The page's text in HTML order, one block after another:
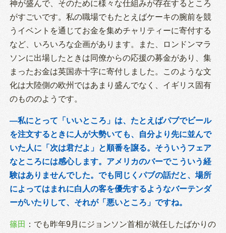
神が盛んで、そのために様々な仕組みが存在するところ
がすごいです。私の職場でもたとえばケーキの腕前を競
うイベントを通じてお金を集めチャリティーに寄付する
など、いろいろな企画があります。また、ロンドンマラ
ソンに出場したときは同僚からの応援の募金があり、集
まったお金は英国赤十字に寄付しました。このような文
化は大陸側の欧州ではあまり盛んでなく、イギリス固有
のもののようです。
―私にとって「いいところ」は、たとえばパブでビール
を注文するときに人が大勢いても、自分より先に並んで
いた人に「次は君だよ」と順番を譲る。そういうフェア
なところには感心します。アメリカのバーでこういう経
験はありませんでした。でも同じくパブの話だと、場所
によってはまれに白人の客を優先するようなバーテンダ
ーがいたりして、それが「悪いところ」ですね。
篠田 ：でも昨年9月にジョンソン首相が就任したばかりの